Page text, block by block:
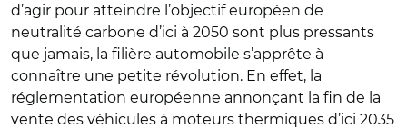
d’agir pour atteindre l’objectif européen de
neutralité carbone d’ici à 2050 sont plus pressants
que jamais, la filière automobile s’apprête à
connaître une petite révolution. En effet, la
réglementation européenne annonçant la fin de la
vente des véhicules à moteurs thermiques d’ici 2035